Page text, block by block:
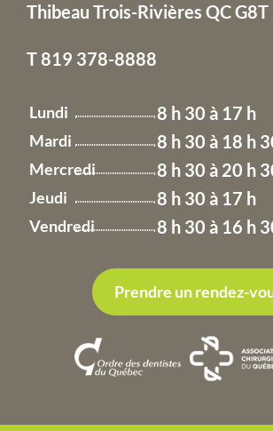
Thibeau Trois-Rivières QC G8T
T819 378-8888
Lundi 8 h 30 à 17 h
Mardi 8 h 30 à 18 h
Mercredi 8 h 30 à 20 h
Jeudi 8 h 30 à 17 h
Vendredi 8 h 30 à 16 h
Prendre un rendez-